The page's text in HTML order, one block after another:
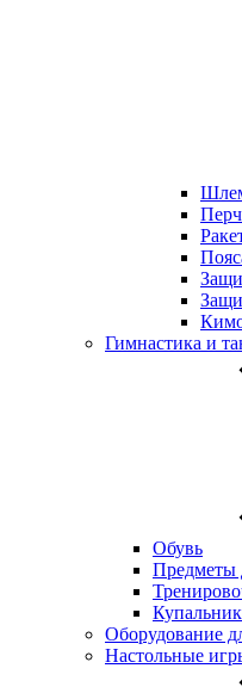
Гимнастика и
Обувь
Предметы
Оборудование
Настольные